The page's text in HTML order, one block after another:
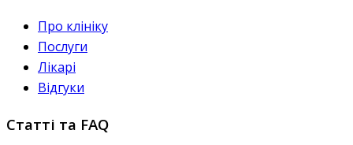
Про клініку
Послуги
Лікарі
Відгуки
Статті та FAQ